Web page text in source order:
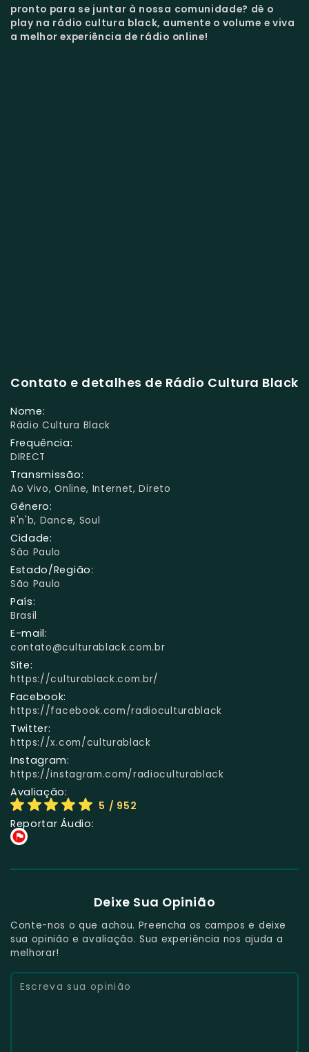
pronto para se juntar à nossa comunidade? dê o
play na rádio cultura black, aumente o volume e viva
a melhor experiência de rádio online!
Contato e detalhes de Rádio Cultura Black
Nome:
Rádio Cultura Black
Frequência:
DIRECT
Transmissão:
Ao Vivo, Online, Internet, Direto
Gênero:
R'n'b, Dance, Soul
Cidade:
São Paulo
Estado/Região:
São Paulo
País:
Brasil
E-mail:
contato@culturablack.com.br
Site:
https://culturablack.com.br/
Facebook:
https://facebook.com/radioculturablack
Twitter:
https://x.com/culturablack
Instagram:
https://instagram.com/radioculturablack
Avaliação:
5 / 952
Reportar Áudio:
Deixe Sua Opinião
Conte-nos o que achou. Preencha os campos e deixe
sua opinião e avaliação. Sua experiência nos ajuda a
melhorar!